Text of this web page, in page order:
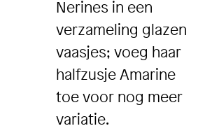
Nerines in een
verzameling glazen
vaasjes; voeg haar
halfzusje Amarine
toe voor nog meer
variatie.